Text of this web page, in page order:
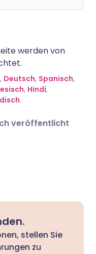
werden von
, Deutsch, Spanisch,
, Hindi,
.
veröffentlicht
stellen Sie
zu